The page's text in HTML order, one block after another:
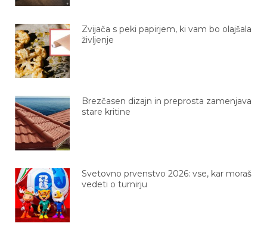
Zvijača s peki papirjem, ki vam bo olajšala
življenje
Brezčasen dizajn in preprosta zamenjava
stare kritine
Svetovno prvenstvo 2026: vse, kar moraš
vedeti o turnirju